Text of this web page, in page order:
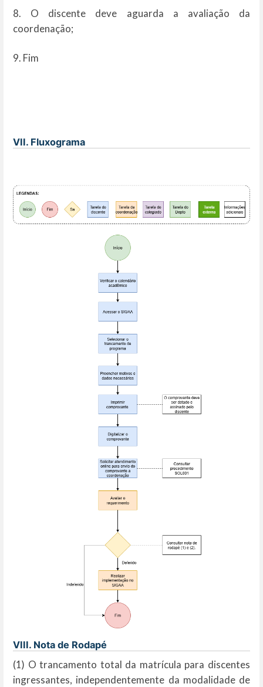
8. O discente deve aguarda a avaliação da
coordenação;
9. Fim
VII. Fluxograma
VIII. Nota de Rodapé
(1) O trancamento total da matrícula para discentes
ingressantes, independentemente da modalidade de